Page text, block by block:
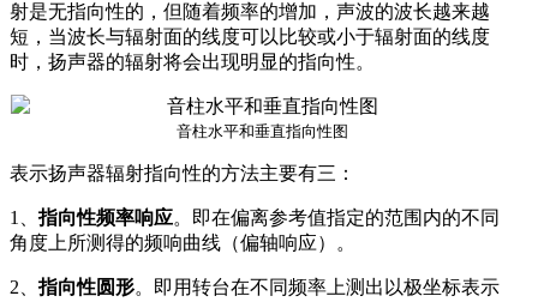
射是无指向性的，但随着频率的增加，声波的波长越来越
短，当波长与辐射面的线度可以比较或小于辐射面的线度
时，扬声器的辐射将会出现明显的指向性。
音柱水平和垂直指向性图
表示扬声器辐射指向性的方法主要有三：
1、指向性频率响应。即在偏离参考值指定的范围内的不同
角度上所测得的频响曲线（偏轴响应）。
2、指向性圆形。即用转台在不同频率上测出以极坐标表示